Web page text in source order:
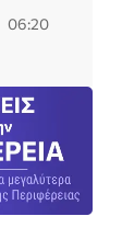
06:20